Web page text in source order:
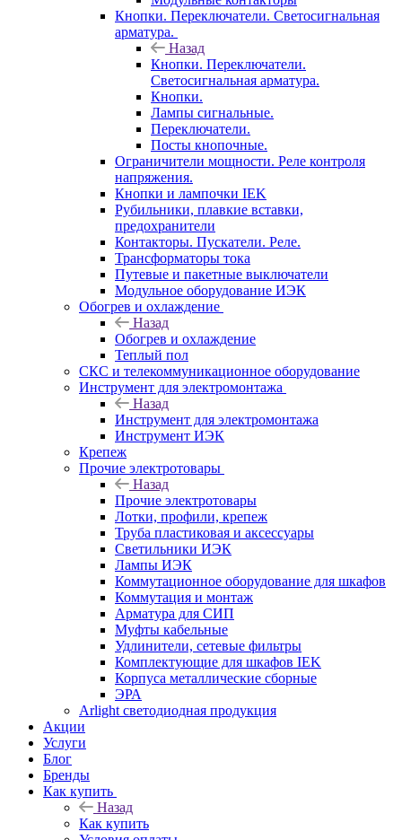
Кнопки. Переключатели. Светосигнальная
арматура.
Назад
Кнопки. Переключатели.
Светосигнальная арматура.
Кнопки.
Лампы сигнальные.
Переключатели.
Посты кнопочные.
Ограничители мощности. Реле контроля
напряжения.
Кнопки и лампочки IEK
Рубильники, плавкие вставки,
предохранители
Контакторы. Пускатели. Реле.
Трансформаторы тока
Путевые и пакетные выключатели
Модульное оборудование ИЭК
Обогрев и охлаждение
Назад
Обогрев и охлаждение
Теплый пол
СКС и телекоммуникационное оборудование
Инструмент для электромонтажа
Назад
Инструмент для электромонтажа
Инструмент ИЭК
Крепеж
Прочие электротовары
Назад
Прочие электротовары
Лотки, профили, крепеж
Труба пластиковая и аксессуары
Светильники ИЭК
Лампы ИЭК
Коммутационное оборудование для шкафов
Коммутация и монтаж
Арматура для СИП
Муфты кабельные
Удлинители, сетевые фильтры
Комплектующие для шкафов IEK
Корпуса металлические сборные
ЭРА
Arlight светодиодная продукция
Акции
Услуги
Блог
Бренды
Как купить
Назад
Как купить